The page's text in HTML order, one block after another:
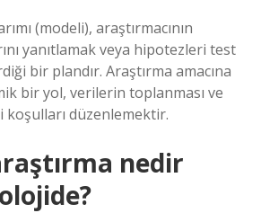
(modeli), araştırmacının
yanıtlamak veya hipotezleri test
bir plandır. Araştırma amacına
bir yol, verilerin toplanması ve
düzenlemektir.
nedir